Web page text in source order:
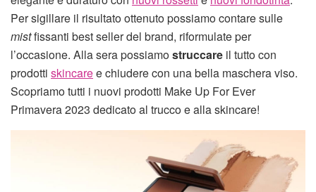
Per sigillare il risultato ottenuto possiamo contare sulle
mistfissanti best seller del brand, riformulate per
l’occasione. Alla sera possiamostruccare il tutto con
prodotti skincaree chiudere con una bella maschera viso.
Scopriamo tutti i nuovi prodotti Make Up For Ever
Primavera 2023 dedicato al trucco e alla skincare!